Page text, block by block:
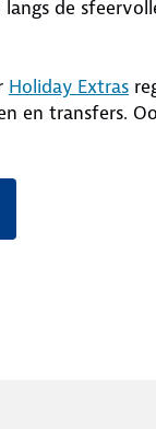
de
Holiday Extras
en transfers.